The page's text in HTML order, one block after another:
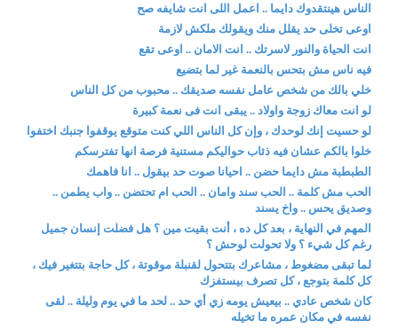
الناس هينتقدوك دايما .. اعمل اللى انت شايفه صح
اوعى تخلى حد يقلل منك ويقولك ملكش لازمة
انت الحياة والنور لاسرتك .. انت الامان .. اوعى تقع
فيه ناس مش بتحس بالنعمة غير لما بتضيع
خلي بالك من شخص عامل نفسه صديقك .. محبوب من كل الناس
لو انت معاك زوجة واولاد .. يبقى انت فى نعمة كبيرة
لو حسيت إنك لوحدك ، وإن كل الناس اللي كنت متوقع يوقفوا جنبك اختفوا
خلوا بالكم عشان فيه ذئاب حواليكم مستنية فرصة انها تفترسكم
الطبطبة مش دايما حضن .. احيانا صوت حد بيقول .. انا فاهمك
الحب مش كلمة .. الحب سند وامان .. الحب ام تحتضن .. واب يطمن ..
وصديق يحس .. واخ يسند
المهم في النهاية ، بعد كل ده ، أنت بقيت مين ؟ هل فضلت إنسان جميل
رغم كل شيء ؟ ولا تحولت لوحش ؟
لما تبقى مضغوط ، مشاعرك بتتحول لقنبلة موقوتة ، كل حاجة بتتغير فيك ،
كل كلمة بتوجع ، كل تصرف بيستفزك
كان شخص عادي .. بيعيش يومه زي أي حد .. لحد ما في يوم وليلة .. لقى
نفسه في مكان عمره ما تخيله